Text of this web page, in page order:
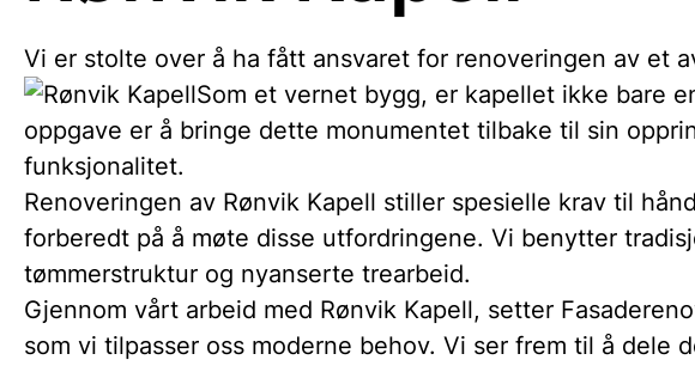
Vi er stolte over å ha fått ansvaret for renoveringen av et
Som et vernet bygg, er kapellet ikke bare
oppgave er å bringe dette monumentet tilbake til sin
funksjonalitet.
Renoveringen av Rønvik Kapell stiller spesielle krav til
forberedt på å møte disse utfordringene. Vi benytter
tømmerstruktur og nyanserte trearbeid.
Gjennom vårt arbeid med Rønvik Kapell, setter
som vi tilpasser oss moderne behov. Vi ser frem til å